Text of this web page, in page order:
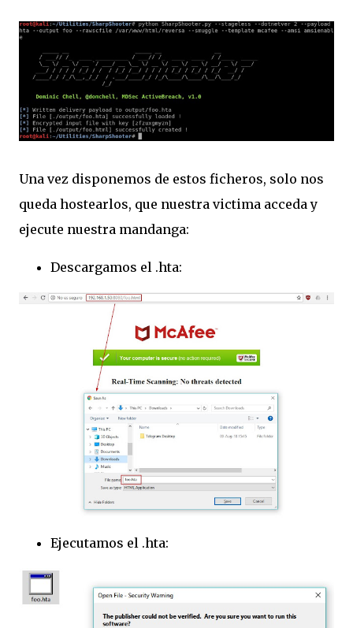
Una vez disponemos de estos ficheros, solo nos
queda hostearlos, que nuestra victima acceda y
ejecute nuestra mandanga:
Descargamos el .hta:
Ejecutamos el .hta: